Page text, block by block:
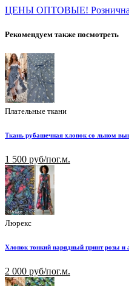
ЦЕНЫ ОПТОВЫЕ! Розничная
Рекомендуем также посмотреть
Плательные ткани
Ткань рубашечная хлопок со льном
1 500 руб/пог.м.
Люрекс
Хлопок тонкий нарядный принт розы и
2 000 руб/пог.м.